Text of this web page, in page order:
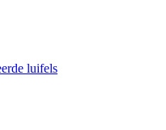
luifels